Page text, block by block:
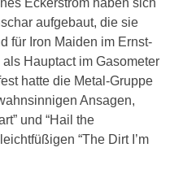
Eckerström haben sich
aufgebaut, die sie
für Iron Maiden im Ernst-
Hauptact im Gasometer
hatte die Metal-Gruppe
Ansagen,
und “Hail the
“The Dirt I’m